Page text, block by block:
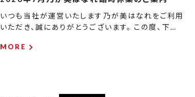
いつも当社が運営いたします乃が美はなれをご利用
いただき、誠にありがとうございます。 この度、下…
MORE